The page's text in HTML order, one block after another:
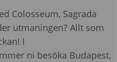
Colosseum, Sagrada
utmaningen? Allt som
I
ni besöka Budapest,